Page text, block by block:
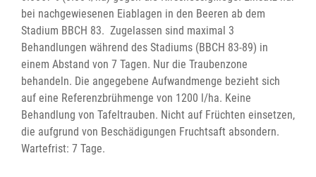
bei nachgewiesenen Eiablagen in den Beeren ab dem
Stadium BBCH 83. Zugelassen sind maximal 3
Behandlungen während des Stadiums (BBCH 83-89) in
einem Abstand von 7 Tagen. Nur die Traubenzone
behandeln. Die angegebene Aufwandmenge bezieht sich
auf eine Referenzbrühmenge von 1200 l/ha. Keine
Behandlung von Tafeltrauben. Nicht auf Früchten einsetzen,
die aufgrund von Beschädigungen Fruchtsaft absondern.
Wartefrist: 7 Tage.